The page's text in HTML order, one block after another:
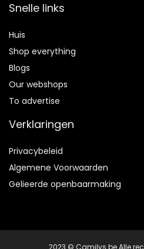
Snelle links
Huis
Shop everything
Blogs
Our webshops
To advertise
Verklaringen
Privacybeleid
Algemene Voorwaarden
Gelieerde openbaarmaking